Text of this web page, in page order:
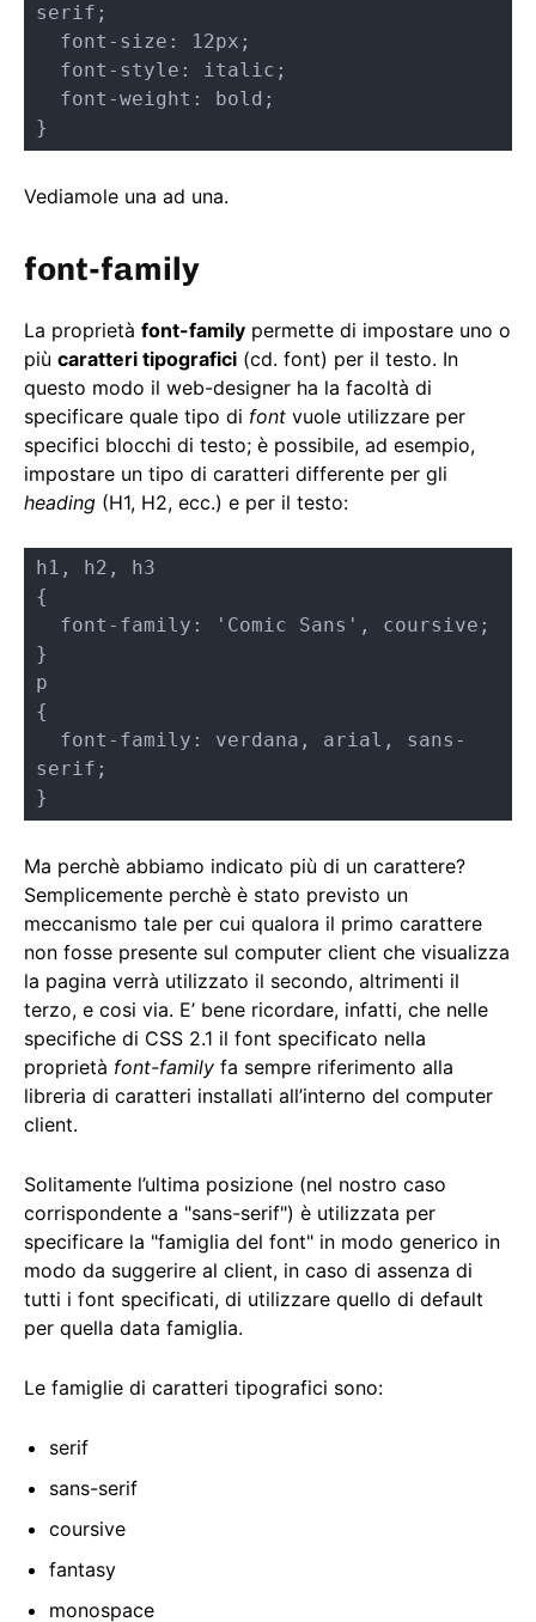
serif;
}
Vediamole una ad una.
font-family
La proprietà font-family permette di impostare uno o
più caratteri tipografici (cd. font) per il testo. In
questo modo il web-designer ha la facoltà di
specificare quale tipo di font vuole utilizzare per
specifici blocchi di testo; è possibile, ad esempio,
impostare un tipo di caratteri differente per gli
heading (H1, H2, ecc.) e per il testo:
h1, h2, h3
{
}
p
{
serif;
}
Ma perchè abbiamo indicato più di un carattere?
Semplicemente perchè è stato previsto un
meccanismo tale per cui qualora il primo carattere
non fosse presente sul computer client che visualizza
la pagina verrà utilizzato il secondo, altrimenti il
terzo, e cosi via. E’ bene ricordare, infatti, che nelle
specifiche di CSS 2.1 il font specificato nella
proprietà font-family fa sempre riferimento alla
libreria di caratteri installati all’interno del computer
client.
Solitamente l’ultima posizione (nel nostro caso
corrispondente a "sans-serif") è utilizzata per
specificare la "famiglia del font" in modo generico in
modo da suggerire al client, in caso di assenza di
tutti i font specificati, di utilizzare quello di default
per quella data famiglia.
Le famiglie di caratteri tipografici sono:
serif
sans-serif
coursive
fantasy
monospace